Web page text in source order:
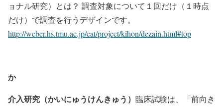
ョナル研究）とは？ 調査対象について１回だけ（１時点
だけ）で調査を行うデザインです。
http://weber.hs.tmu.ac.jp/cat/project/kihon/dezain.html#top
か
介入研究（かいにゅうけんきゅう） 臨床試験は、「前向き